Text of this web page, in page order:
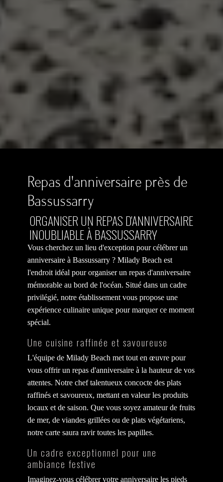
Repas d'anniversaire près de
Bassussarry
ORGANISER UN REPAS D'ANNIVERSAIRE
INOUBLIABLE À BASSUSSARRY
Vous cherchez un lieu d'exception pour célébrer un
anniversaire à Bassussarry ? Milady Beach est
l'endroit idéal pour organiser un repas d'anniversaire
mémorable au bord de l'océan. Situé dans un cadre
privilégié, notre établissement vous propose une
expérience culinaire unique pour marquer ce moment
spécial.
Une cuisine raffinée et savoureuse
L'équipe de Milady Beach met tout en œuvre pour
vous offrir un repas d'anniversaire à la hauteur de vos
attentes. Notre chef talentueux concocte des plats
raffinés et savoureux, mettant en valeur les produits
locaux et de saison. Que vous soyez amateur de fruits
de mer, de viandes grillées ou de plats végétariens,
notre carte saura ravir toutes les papilles.
Un cadre exceptionnel pour une
ambiance festive
Imaginez-vous célébrer votre anniversaire les pieds